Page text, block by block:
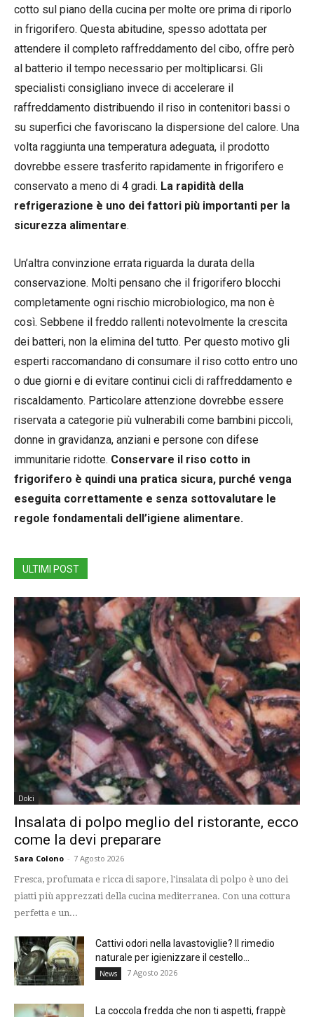
cotto sul piano della cucina per molte ore prima di riporlo
in frigorifero. Questa abitudine, spesso adottata per
attendere il completo raffreddamento del cibo, offre però
al batterio il tempo necessario per moltiplicarsi. Gli
specialisti consigliano invece di accelerare il
raffreddamento distribuendo il riso in contenitori bassi o
su superfici che favoriscano la dispersione del calore. Una
volta raggiunta una temperatura adeguata, il prodotto
dovrebbe essere trasferito rapidamente in frigorifero e
conservato a meno di 4 gradi. La rapidità della
refrigerazione è uno dei fattori più importanti per la
sicurezza alimentare.
Un’altra convinzione errata riguarda la durata della
conservazione. Molti pensano che il frigorifero blocchi
completamente ogni rischio microbiologico, ma non è
così. Sebbene il freddo rallenti notevolmente la crescita
dei batteri, non la elimina del tutto. Per questo motivo gli
esperti raccomandano di consumare il riso cotto entro uno
o due giorni e di evitare continui cicli di raffreddamento e
riscaldamento. Particolare attenzione dovrebbe essere
riservata a categorie più vulnerabili come bambini piccoli,
donne in gravidanza, anziani e persone con difese
immunitarie ridotte. Conservare il riso cotto in
frigorifero è quindi una pratica sicura, purché venga
eseguita correttamente e senza sottovalutare le
regole fondamentali dell’igiene alimentare.
ULTIMI POST
Dolci
Insalata di polpo meglio del ristorante, ecco
come la devi preparare
Sara Colono - 7 Agosto 2026
Fresca, profumata e ricca di sapore, l'insalata di polpo è uno dei
piatti più apprezzati della cucina mediterranea. Con una cottura
perfetta e un...
Cattivi odori nella lavastoviglie? Il rimedio
naturale per igienizzare il cestello...
News 7 Agosto 2026
La coccola fredda che non ti aspetti, frappè